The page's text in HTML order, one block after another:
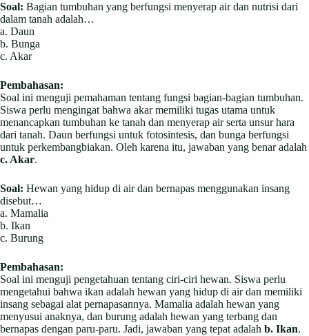
Soal: Bagian tumbuhan yang berfungsi menyerap air dan nutrisi dari
dalam tanah adalah…
a. Daun
b. Bunga
c. Akar
Pembahasan:
Soal ini menguji pemahaman tentang fungsi bagian-bagian tumbuhan.
Siswa perlu mengingat bahwa akar memiliki tugas utama untuk
menancapkan tumbuhan ke tanah dan menyerap air serta unsur hara
dari tanah. Daun berfungsi untuk fotosintesis, dan bunga berfungsi
untuk perkembangbiakan. Oleh karena itu, jawaban yang benar adalah
c. Akar.
Soal: Hewan yang hidup di air dan bernapas menggunakan insang
disebut…
a. Mamalia
b. Ikan
c. Burung
Pembahasan:
Soal ini menguji pengetahuan tentang ciri-ciri hewan. Siswa perlu
mengetahui bahwa ikan adalah hewan yang hidup di air dan memiliki
insang sebagai alat pernapasannya. Mamalia adalah hewan yang
menyusui anaknya, dan burung adalah hewan yang terbang dan
bernapas dengan paru-paru. Jadi, jawaban yang tepat adalah b. Ikan.